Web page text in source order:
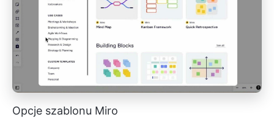
Opcje szablonu Miro